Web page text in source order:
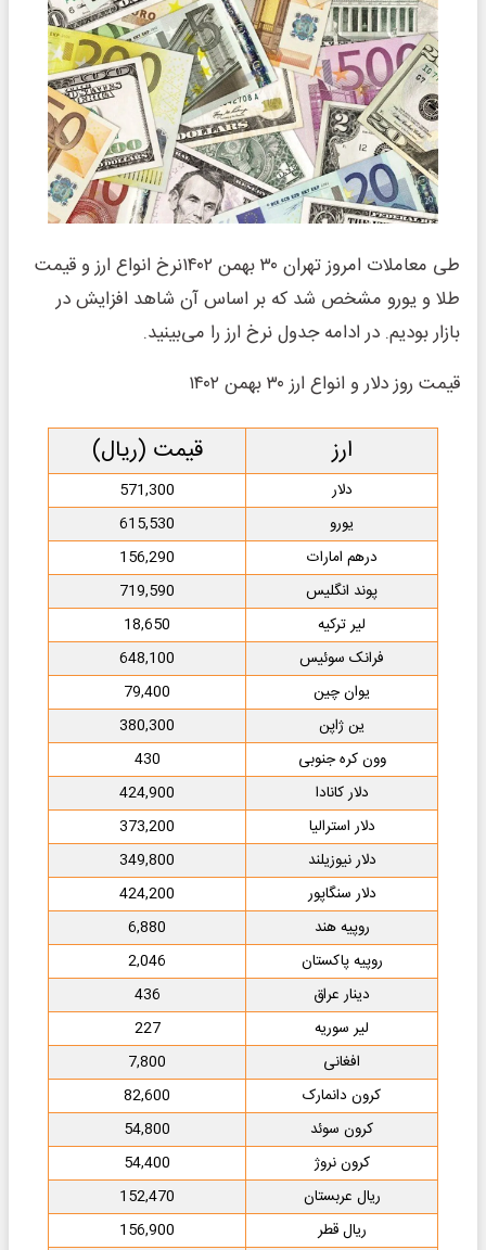
طی معاملات امروز تهران ۳۰ بهمن ۱۴۰۲نرخ انواع ارز و قیمت
طلا و یورو مشخص شد که بر اساس آن شاهد افزایش در
بازار بودیم. در ادامه جدول نرخ ارز را می‌بینید.
قیمت روز دلار و انواع ارز ۳۰ بهمن ۱۴۰۲
ارز قیمت (ریال)
دلار
571,300
یورو
615,530
درهم امارات
156,290
پوند انگلیس
719,590
لیر ترکیه
18,650
فرانک سوئیس
648,100
یوان چین
79,400
ین ژاپن
380,300
وون کره جنوبی
430
دلار کانادا
424,900
دلار استرالیا
373,200
دلار نیوزیلند
349,800
دلار سنگاپور
424,200
روپیه هند
6,880
روپیه پاکستان
2,046
دینار عراق
436
لیر سوریه
227
افغانی
7,800
کرون دانمارک
82,600
کرون سوئد
54,800
کرون نروژ
54,400
ریال عربستان
152,470
ریال قطر
156,900